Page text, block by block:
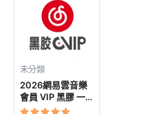
已售出: 38532
件
未分類
2026網易雲音樂
會員 VIP 黑膠 一
個月 月卡 兌換碼